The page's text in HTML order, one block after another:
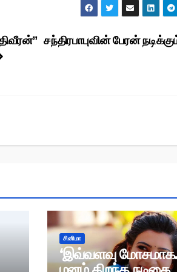
சந்திரபாபுவின் பேரன்
சினிமா
‘இவ்வளவு